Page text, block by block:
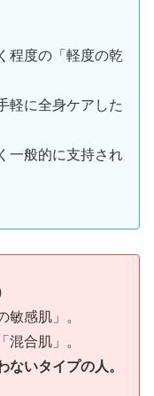
程度の「軽度の乾
軽に全身ケアした
一般的に支持され
敏感肌」。
混合肌」。
ないタイプの人。